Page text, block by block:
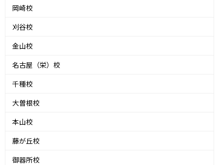
岡崎校
刈谷校
金山校
名古屋（栄）校
千種校
大曽根校
本山校
藤が丘校
御器所校